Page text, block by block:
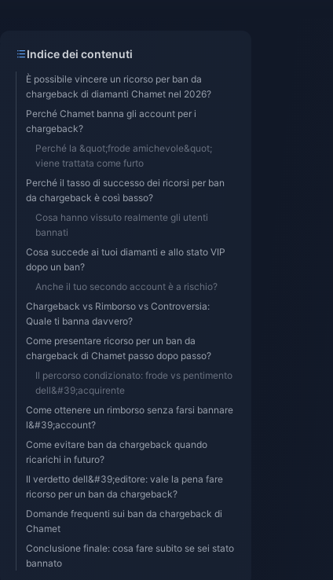
Indice dei contenuti
È possibile vincere un ricorso per ban da
chargeback di diamanti Chamet nel 2026?
Perché Chamet banna gli account per i
chargeback?
Perché la &quot;frode amichevole&quot;
viene trattata come furto
Perché il tasso di successo dei ricorsi per ban
da chargeback è così basso?
Cosa hanno vissuto realmente gli utenti
bannati
Cosa succede ai tuoi diamanti e allo stato VIP
dopo un ban?
Anche il tuo secondo account è a rischio?
Chargeback vs Rimborso vs Controversia:
Quale ti banna davvero?
Come presentare ricorso per un ban da
chargeback di Chamet passo dopo passo?
Il percorso condizionato: frode vs pentimento
dell&#39;acquirente
Come ottenere un rimborso senza farsi bannare
l&#39;account?
Come evitare ban da chargeback quando
ricarichi in futuro?
Il verdetto dell&#39;editore: vale la pena fare
ricorso per un ban da chargeback?
Domande frequenti sui ban da chargeback di
Chamet
Conclusione finale: cosa fare subito se sei stato
bannato